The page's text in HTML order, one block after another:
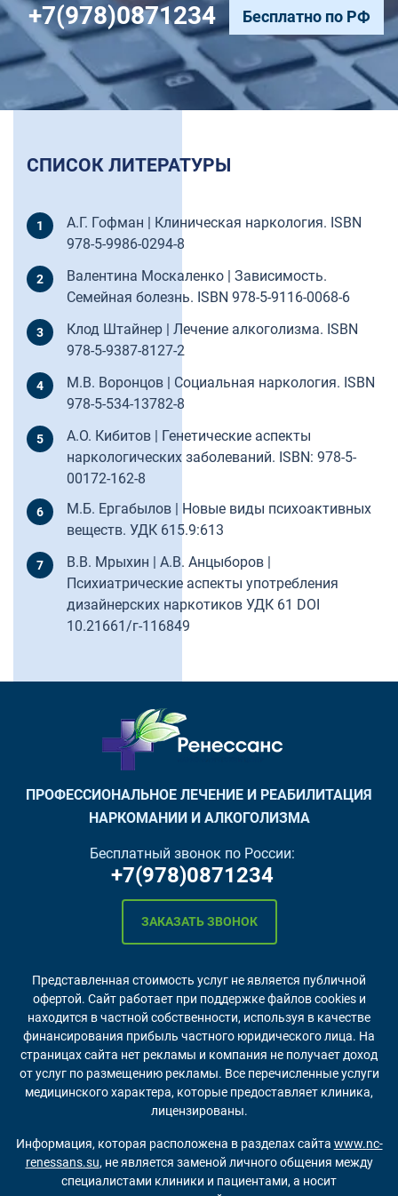
+7(978)0871234 Бесплатно по РФ
СПИСОК ЛИТЕРАТУРЫ
А.Г. Гофман | Клиническая наркология. ISBN
978-5-9986-0294-8
Валентина Москаленко | Зависимость.
Семейная болезнь. ISBN 978-5-9116-0068-6
Клод Штайнер | Лечение алкоголизма. ISBN
978-5-9387-8127-2
М.В. Воронцов | Социальная наркология. ISBN
978-5-534-13782-8
А.О. Кибитов | Генетические аспекты
наркологических заболеваний. ISBN: 978-5-
00172-162-8
М.Б. Ергабылов | Новые виды психоактивных
веществ. УДК 615.9:613
В.В. Мрыхин | А.В. Анцыборов |
Психиатрические аспекты употребления
дизайнерских наркотиков УДК 61 DOI
10.21661/г-116849
ПРОФЕССИОНАЛЬНОЕ ЛЕЧЕНИЕ И РЕАБИЛИТАЦИЯ
НАРКОМАНИИ И АЛКОГОЛИЗМА
Бесплатный звонок по России:
+7(978)0871234
ЗАКАЗАТЬ ЗВОНОК
Представленная стоимость услуг не является публичной
офертой. Сайт работает при поддержке файлов cookies и
находится в частной собственности, используя в качестве
финансирования прибыль частного юридического лица. На
страницах сайта нет рекламы и компания не получает доход
от услуг по размещению рекламы. Все перечисленные услуги
медицинского характера, которые предоставляет клиника,
лицензированы.
Информация, которая расположена в разделах сайта www.nc-
renessans.su, не является заменой личного общения между
специалистами клиники и пациентами, а носит